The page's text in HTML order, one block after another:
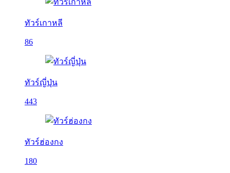
ทัวร์เกาหลี
86
ทัวร์ญี่ปุ่น
443
ทัวร์ฮ่องกง
180